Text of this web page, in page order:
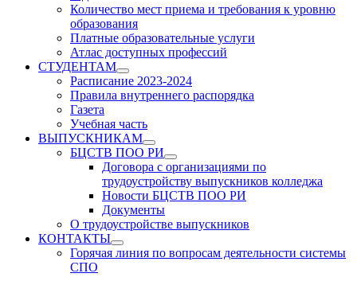
Количество мест приема и требования к уровню
образования
Платные образовательные услуги
Атлас доступных профессий
СТУДЕНТАМ
Show
sub
menu
Расписание 2023-2024
Правила внутреннего распорядка
Газета
Учебная часть
ВЫПУСКНИКАМ
Show
sub
menu
БЦСТВ ПОО РИ
Show
sub
menu
Договора с организациями по
трудоустройству выпускников колледжа
Новости БЦСТВ ПОО РИ
Документы
О трудоустройстве выпускников
КОНТАКТЫ
Show
sub
Горячая линия по вопросам деятельности системы
СПО